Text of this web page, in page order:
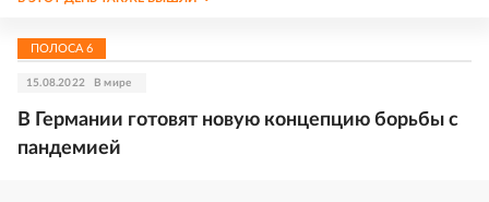
ПОЛОСА 6
15.08.2022 В мире
В Германии готовят новую концепцию борьбы с
пандемией